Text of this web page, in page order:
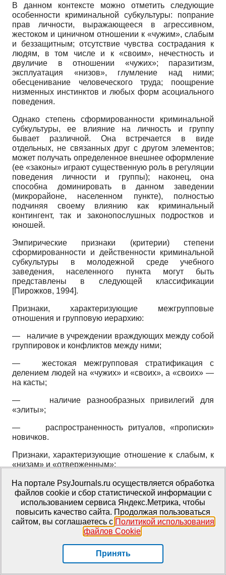
В данном контексте можно отметить следующие
особенности криминальной субкультуры: попрание
прав личности, выражающееся в агрессивном,
жестоком и циничном отношении к «чужим», слабым
и беззащитным; отсутствие чувства сострадания к
людям, в том числе и к «своим», нечестность и
двуличие в отношении «чужих»; паразитизм,
эксплуатация «низов», глумление над ними;
обесценивание человеческого труда; поощрение
низменных инстинктов и любых форм асоциального
поведения.
Однако степень сформированности криминальной
субкультуры, ее влияние на личность и группу
бывает различной. Она встречается в виде
отдельных, не связанных друг с другом элементов;
может получать определенное внешнее оформление
(ее «законы» играют существенную роль в регуляции
поведения личности и группы); наконец, она
способна доминировать в данном заведении
(микрорайоне, населенном пункте), полностью
подчиняя своему влиянию как криминальный
контингент, так и законопослушных подростков и
юношей.
Эмпирические признаки (критерии) степени
сформированности и действенности криминальной
субкультуры в молодежной среде учебного
заведения, населенного пункта могут быть
представлены в следующей классификации
[Пирожков, 1994].
Признаки, характеризующие межгрупповые
отношения и групповую иерархию:
— наличие в учреждении враждующих между собой
группировок и конфликтов между ними;
— жестокая межгрупповая стратификация с
делением людей на «чужих» и «своих», а «своих» —
на касты;
— наличие разнообразных привилегий для
«элиты»;
— распространенность ритуалов, «прописки»
новичков.
Признаки, характеризующие отношение к слабым, к
«низам» и «отверженным»:
—факт появления «отверженных»
(«неприкасаемых»);
—клеймение вещей и предметов, которыми
должны пользоваться только «неприкасаемые»;
подверженность «отверженных» поборам и
вымогательству;
распространение специальных способов
На портале PsyJournals.ru осуществляется обработка
файлов cookie и сбор статистической информации с
использованием сервиса Яндекс.Метрика, чтобы
повысить качество сайта. Продолжая пользоваться
сайтом, вы соглашаетесь с Политикой использования
файлов Cookie.
Принять